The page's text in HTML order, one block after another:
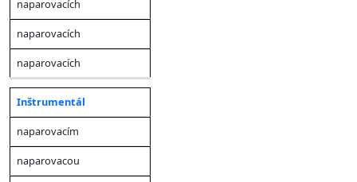
naparovacích
naparovacích
naparovacích
Inštrumentál
naparovacím
naparovacou